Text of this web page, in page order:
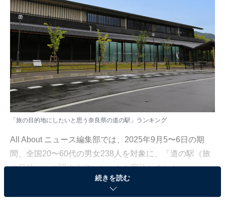
「旅の目的地にしたいと思う奈良県の道の駅」ランキング
All About ニュース編集部では、2025年9月5〜6日の期
間、全国20〜60代の男女238人を対象に、「道の駅（旅
の目的）」に関するアンケートを実施しました。
その中から、「旅の目的地にしたいと思う奈良県の道の
続きを読む